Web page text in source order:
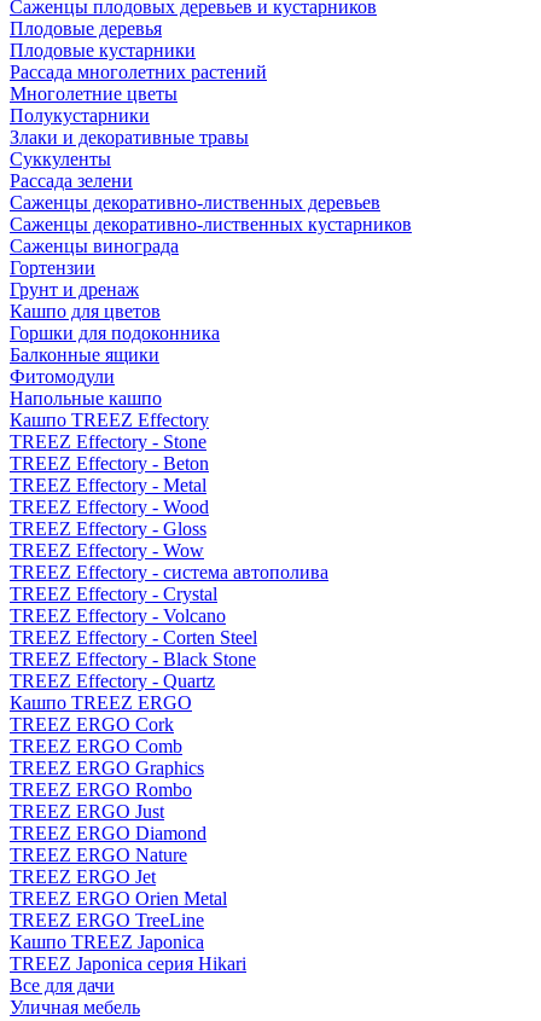
Саженцы плодовых деревьев и кустарников
Плодовые деревья
Плодовые кустарники
Рассада многолетних растений
Многолетние цветы
Полукустарники
Злаки и декоративные травы
Суккуленты
Рассада зелени
Саженцы декоративно-лиственных деревьев
Саженцы декоративно-лиственных кустарников
Саженцы винограда
Гортензии
Грунт и дренаж
Кашпо для цветов
Горшки для подоконника
Балконные ящики
Фитомодули
Напольные кашпо
Кашпо TREEZ Effectory
TREEZ Effectory - Stone
TREEZ Effectory - Beton
TREEZ Effectory - Metal
TREEZ Effectory - Wood
TREEZ Effectory - Gloss
TREEZ Effectory - Wow
TREEZ Effectory - система автополива
TREEZ Effectory - Crystal
TREEZ Effectory - Volcano
TREEZ Effectory - Corten Steel
TREEZ Effectory - Black Stone
TREEZ Effectory - Quartz
Кашпо TREEZ ERGO
TREEZ ERGO Cork
TREEZ ERGO Comb
TREEZ ERGO Graphics
TREEZ ERGO Rombo
TREEZ ERGO Just
TREEZ ERGO Diamond
TREEZ ERGO Nature
TREEZ ERGO Jet
TREEZ ERGO Orien Metal
TREEZ ERGO TreeLine
Кашпо TREEZ Japonica
TREEZ Japonica серия Hikari
Все для дачи
Уличная мебель